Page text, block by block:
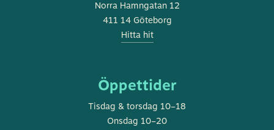
Norra Hamngatan 12
411 14 Göteborg
Hitta hit
Öppettider
Tisdag & torsdag 10–18
Onsdag 10–20